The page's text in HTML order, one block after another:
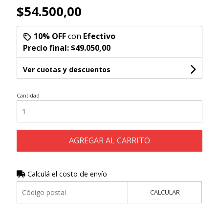
$54.500,00
10% OFFcon Efectivo
Precio final:$49.050,00
Ver cuotas y descuentos
Cantidad
AGREGAR AL CARRITO
Calculá el costo de envío
CALCULAR